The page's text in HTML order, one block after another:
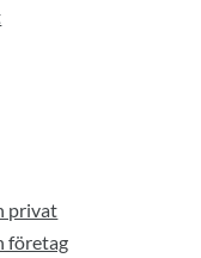
privat
företag